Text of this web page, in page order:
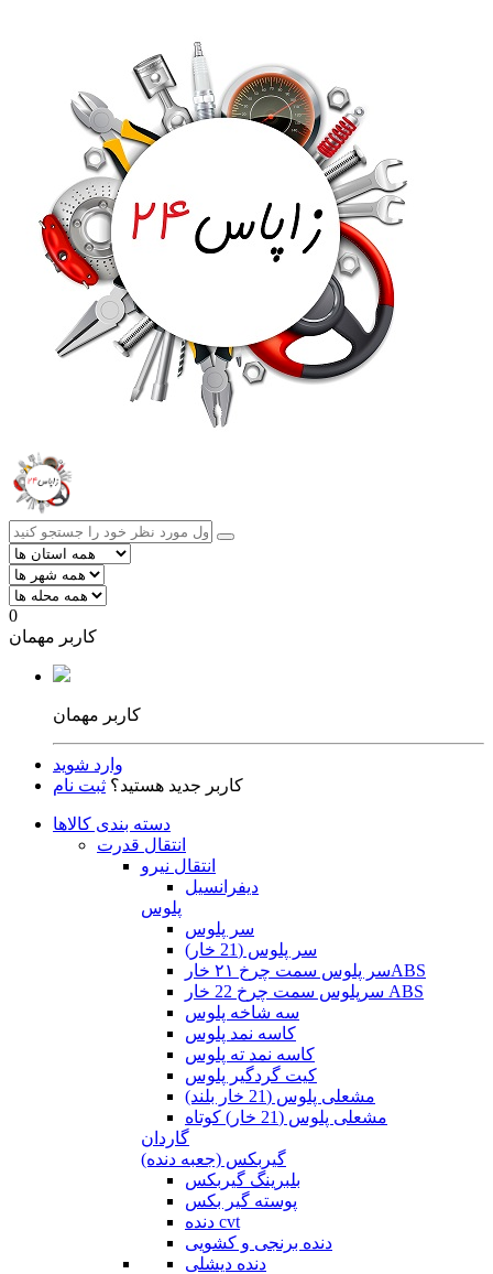
0
کاربر مهمان
کاربر مهمان
وارد شوید
کاربر جدید هستید؟ ثبت نام
دسته بندی کالاها
انتقال قدرت
انتقال نیرو
دیفرانسیل
پلوس
سر پلوس
سر پلوس (21 خار)
سر پلوس سمت چرخ ۲۱ خارABS
سرپلوس سمت چرخ 22 خار ABS
سه شاخه پلوس
کاسه نمد پلوس
کاسه نمد ته پلوس
کیت گردگیر پلوس
مشعلی پلوس (21 خار بلند)
مشعلی پلوس (21 خار) کوتاه
گاردان
گیربکس (جعبه دنده)
بلبرینگ گیربکس
پوسته گیر بکس
دنده cvt
دنده برنجی و کشویی
دنده دیشلی